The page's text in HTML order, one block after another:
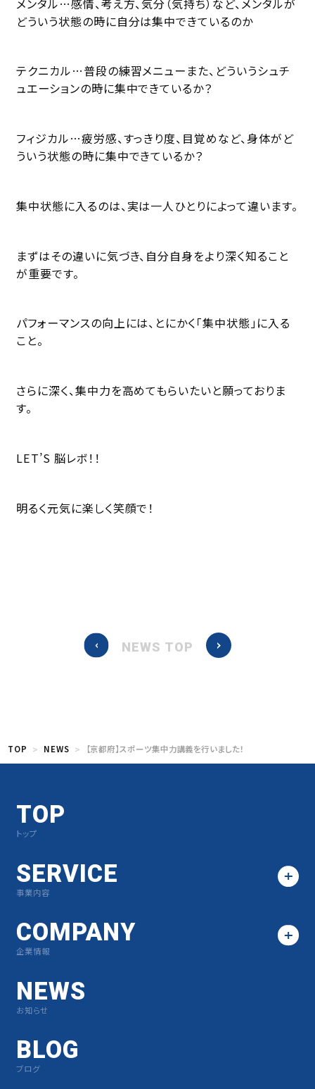
どういう状態の時に自分は集中できているのか
テクニカル…普段の練習メニューまた、どういうシュチ
ュエーションの時に集中できているか？
フィジカル…疲労感、すっきり度、目覚めなど、身体がど
ういう状態の時に集中できているか？
集中状態に入るのは、実は一人ひとりによって違います。
まずはその違いに気づき、自分自身をより深く知ること
が重要です。
パフォーマンスの向上には、とにかく「集中状態」に入る
こと。
さらに深く、集中力を高めてもらいたいと願っておりま
す。
LET’S 脳レボ！！
明るく元気に楽しく笑顔で！
NEWS TOP
TOP NEWS 【京都府】スポーツ集中力講義を行いました！
TOP
トップ
SERVICE
事業内容
COMPANY
企業情報
NEWS
お知らせ
BLOG
ブログ